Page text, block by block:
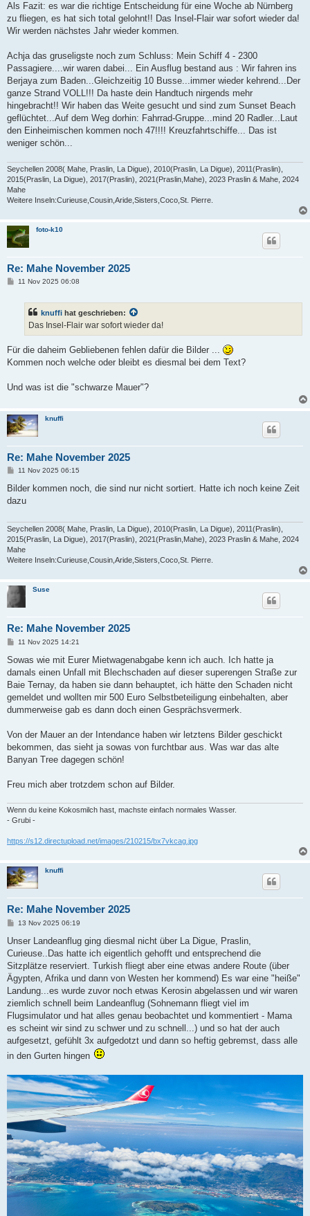
Als Fazit: es war die richtige Entscheidung für eine Woche ab Nürnberg
zu fliegen, es hat sich total gelohnt!! Das Insel-Flair war sofort wieder da!
Wir werden nächstes Jahr wieder kommen.
Achja das gruseligste noch zum Schluss: Mein Schiff 4 - 2300
Passagiere....wir waren dabei... Ein Ausflug bestand aus : Wir fahren ins
Berjaya zum Baden...Gleichzeitig 10 Busse...immer wieder kehrend...Der
ganze Strand VOLL!!! Da haste dein Handtuch nirgends mehr
hingebracht!! Wir haben das Weite gesucht und sind zum Sunset Beach
geflüchtet...Auf dem Weg dorhin: Fahrrad-Gruppe...mind 20 Radler...Laut
den Einheimischen kommen noch 47!!!! Kreuzfahrtschiffe... Das ist
weniger schön...
Seychellen 2008( Mahe, Praslin, La Digue), 2010(Praslin, La Digue), 2011(Praslin),
2015(Praslin, La Digue), 2017(Praslin), 2021(Praslin,Mahe), 2023 Praslin & Mahe, 2024
Mahe
Weitere Inseln:Curieuse,Cousin,Aride,Sisters,Coco,St. Pierre.
foto-k10
Re: Mahe November 2025
B11 Nov 2025 06:08
knuffi hat geschrieben:
Das Insel-Flair war sofort wieder da!
Für die daheim Gebliebenen fehlen dafür die Bilder ...
Kommen noch welche oder bleibt es diesmal bei dem Text?
Und was ist die "schwarze Mauer"?
knuffi
Re: Mahe November 2025
B
i
r
11 Nov 2025 06:15
Bilder kommen noch, die sind nur nicht sortiert. Hatte ich noch keine Zeit
dazu
Seychellen 2008( Mahe, Praslin, La Digue), 2010(Praslin, La Digue), 2011(Praslin),
2015(Praslin, La Digue), 2017(Praslin), 2021(Praslin,Mahe), 2023 Praslin & Mahe, 2024
Mahe
Weitere Inseln:Curieuse,Cousin,Aride,Sisters,Coco,St. Pierre.
Suse
Re: Mahe November 2025
B
i
r
a
11 Nov 2025 14:21
Sowas wie mit Eurer Mietwagenabgabe kenn ich auch. Ich hatte ja
damals einen Unfall mit Blechschaden auf dieser superengen Straße zur
Baie Ternay, da haben sie dann behauptet, ich hätte den Schaden nicht
gemeldet und wollten mir 500 Euro Selbstbeteiligung einbehalten, aber
dummerweise gab es dann doch einen Gesprächsvermerk.
Von der Mauer an der Intendance haben wir letztens Bilder geschickt
bekommen, das sieht ja sowas von furchtbar aus. Was war das alte
Banyan Tree dagegen schön!
Freu mich aber trotzdem schon auf Bilder.
Wenn du keine Kokosmilch hast, machste einfach normales Wasser.
- Grubi -
https://s12.directupload.net/images/210215/bx7vkcag.jpg
knuffi
Re: Mahe November 2025
B
i
r
a
13 Nov 2025 06:19
Unser Landeanflug ging diesmal nicht über La Digue, Praslin,
Curieuse..Das hatte ich eigentlich gehofft und entsprechend die
Sitzplätze reserviert. Turkish fliegt aber eine etwas andere Route (über
Ägypten, Afrika und dann von Westen her kommend) Es war eine "heiße"
Landung...es wurde zuvor noch etwas Kerosin abgelassen und wir waren
ziemlich schnell beim Landeanflug (Sohnemann fliegt viel im
Flugsimulator und hat alles genau beobachtet und kommentiert - Mama
es scheint wir sind zu schwer und zu schnell...) und so hat der auch
aufgesetzt, gefühlt 3x aufgedotzt und dann so heftig gebremst, dass alle
in den Gurten hingen